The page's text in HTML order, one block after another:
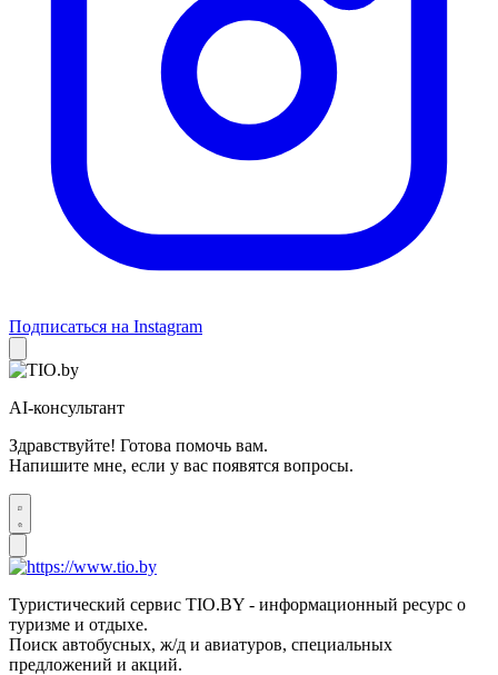
Подписаться на Instagram
AI-консультант
Здравствуйте! Готова помочь вам.
Напишите мне, если у вас появятся вопросы.
Туристический сервис TIO.BY - информационный ресурс о
туризме и отдыхе.
Поиск автобусных, ж/д и авиатуров, специальных
предложений и акций.